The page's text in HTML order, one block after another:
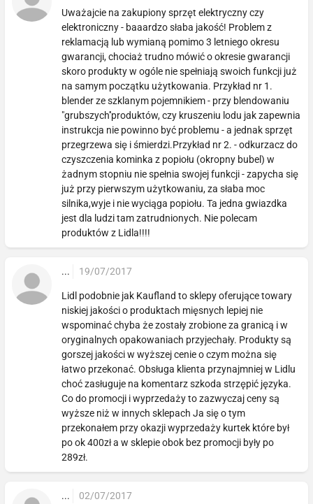
Uważajcie na zakupiony sprzęt elektryczny czy
elektroniczny - baaardzo słaba jakość! Problem z
reklamacją lub wymianą pomimo 3 letniego okresu
gwarancji, chociaż trudno mówić o okresie gwarancji
skoro produkty w ogóle nie spełniają swoich funkcji już
na samym początku użytkowania. Przykład nr 1.
blender ze szklanym pojemnikiem - przy blendowaniu
"grubszych''produktów, czy kruszeniu lodu jak zapewnia
instrukcja nie powinno być problemu - a jednak sprzęt
przegrzewa się i śmierdzi.Przykład nr 2. - odkurzacz do
czyszczenia kominka z popiołu (okropny bubel) w
żadnym stopniu nie spełnia swojej funkcji - zapycha się
już przy pierwszym użytkowaniu, za słaba moc
silnika,wyje i nie wyciąga popiołu. Ta jedna gwiazdka
jest dla ludzi tam zatrudnionych. Nie polecam
produktów z Lidla!!!!
... 19/07/2017
Lidl podobnie jak Kaufland to sklepy oferujące towary
niskiej jakości o produktach mięsnych lepiej nie
wspominać chyba że zostały zrobione za granicą i w
oryginalnych opakowaniach przyjechały. Produkty są
gorszej jakości w wyższej cenie o czym można się
łatwo przekonać. Obsługa klienta przynajmniej w Lidlu
choć zasługuje na komentarz szkoda strzępić języka.
Co do promocji i wyprzedaży to zazwyczaj ceny są
wyższe niż w innych sklepach Ja się o tym
przekonałem przy okazji wyprzedaży kurtek które był
po ok 400zł a w sklepie obok bez promocji były po
289zł.
... 02/07/2017